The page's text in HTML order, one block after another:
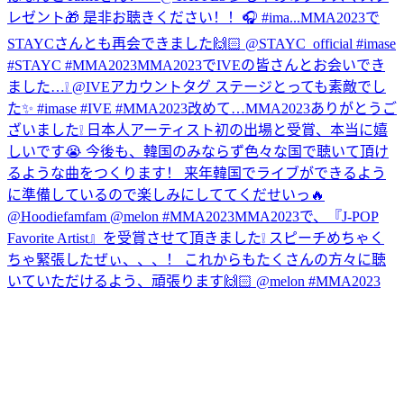
レゼント🎁 是非お聴きください！！🎧 #ima...MMA2023で
STAYCさんとも再会できました🙌🏻 @STAYC_official #imase
#STAYC #MMA2023MMA2023でIVEの皆さんとお会いでき
ました…❕ @IVEアカウントタグ ステージとっても素敵でし
た✨ #imase #IVE #MMA2023改めて…MMA2023ありがとうご
ざいました❕ 日本人アーティスト初の出場と受賞、本当に嬉
しいです😭 今後も、韓国のみならず色々な国で聴いて頂け
るような曲をつくります！ 来年韓国でライブができるよう
に準備しているので楽しみにしててくだせいっ🔥
@Hoodiefamfam @melon #MMA2023MMA2023で、『J-POP
Favorite Artist』を受賞させて頂きました❕ スピーチめちゃく
ちゃ緊張したぜぃ、、、！ これからもたくさんの方々に聴
いていただけるよう、頑張ります🙌🏻 @melon #MMA2023